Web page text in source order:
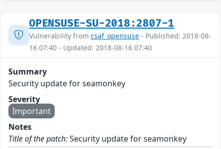
OPENSUSE-SU-2018:2807-1
Vulnerability from csaf_opensuse - Published: 2018-08-
16 07:40 - Updated: 2018-08-16 07:40
Summary
Security update for seamonkey
Severity
Important
Notes
Title of the patch:Security update for seamonkey